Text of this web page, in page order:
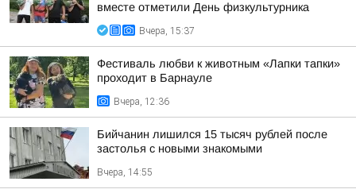
вместе отметили День физкультурника
Вчера, 15:37
Фестиваль любви к животным «Лапки тапки»
проходит в Барнауле
Вчера, 12:36
Бийчанин лишился 15 тысяч рублей после
застолья с новыми знакомыми
Вчера, 14:55